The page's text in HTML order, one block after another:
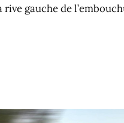
rive gauche de